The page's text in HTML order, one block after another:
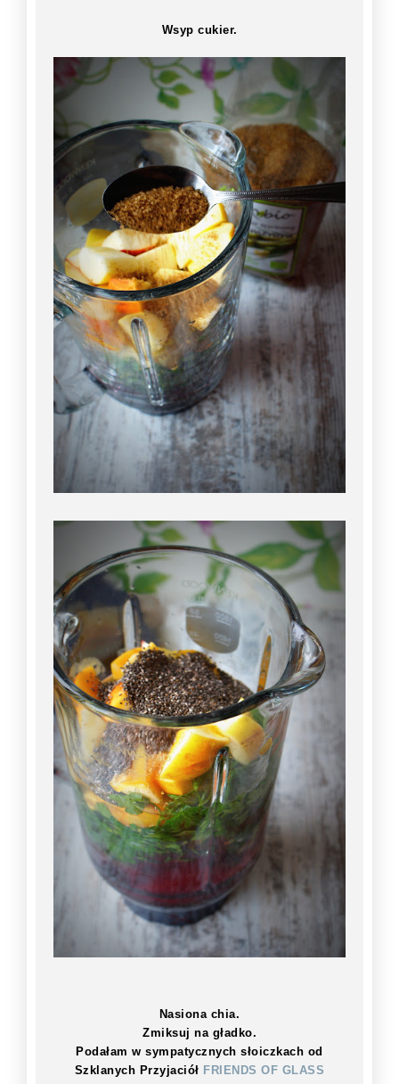
Wsyp cukier.
Nasiona chia.
Zmiksuj na gładko.
Podałam w sympatycznych słoiczkach od
Szklanych Przyjaciół FRIENDS OF GLASS